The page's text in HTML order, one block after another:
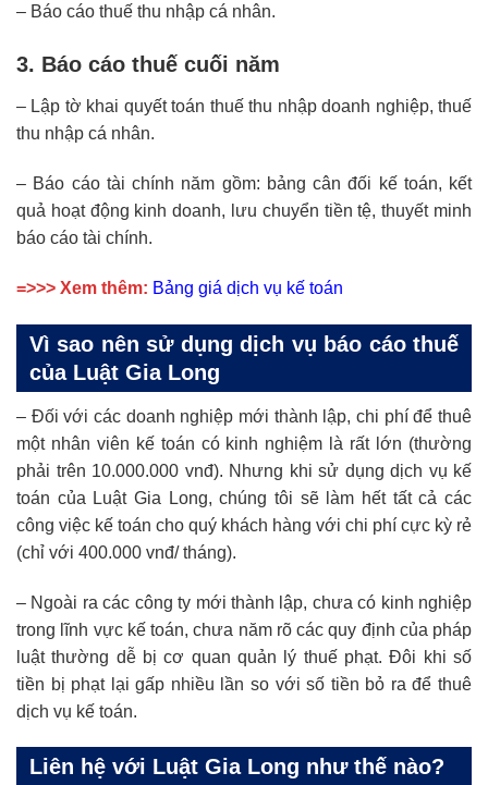
– Báo cáo thuế thu nhập cá nhân.
3. Báo cáo thuế cuối năm
– Lập tờ khai quyết toán thuế thu nhập doanh nghiệp, thuế
thu nhập cá nhân.
– Báo cáo tài chính năm gồm: bảng cân đối kế toán, kết
quả hoạt động kinh doanh, lưu chuyển tiền tệ, thuyết minh
báo cáo tài chính.
=>>> Xem thêm: Bảng giá dịch vụ kế toán
Vì sao nên sử dụng dịch vụ báo cáo thuế
của Luật Gia Long
– Đối với các doanh nghiệp mới thành lập, chi phí để thuê
một nhân viên kế toán có kinh nghiệm là rất lớn (thường
phải trên 10.000.000 vnđ). Nhưng khi sử dụng dịch vụ kế
toán của Luật Gia Long, chúng tôi sẽ làm hết tất cả các
công việc kế toán cho quý khách hàng với chi phí cực kỳ rẻ
(chỉ với 400.000 vnđ/ tháng).
– Ngoài ra các công ty mới thành lập, chưa có kinh nghiệp
trong lĩnh vực kế toán, chưa năm rõ các quy định của pháp
luật thường dễ bị cơ quan quản lý thuế phạt. Đôi khi số
tiền bị phạt lại gấp nhiều lần so với số tiền bỏ ra để thuê
dịch vụ kế toán.
Liên hệ với Luật Gia Long như thế nào?